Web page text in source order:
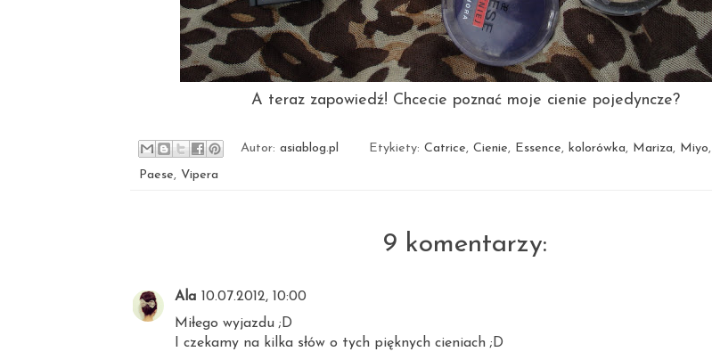
A teraz zapowiedź! Chcecie poznać moje cienie pojedyncze?
Autor:asiablog.pl Etykiety:Catrice,Cienie, Essence,kolorówka, Mariza, Miyo,
Paese, Vipera
9 komentarzy:
Ala 10.07.2012, 10:00
Miłego wyjazdu ;D
I czekamy na kilka słów o tych pięknych cieniach ;D